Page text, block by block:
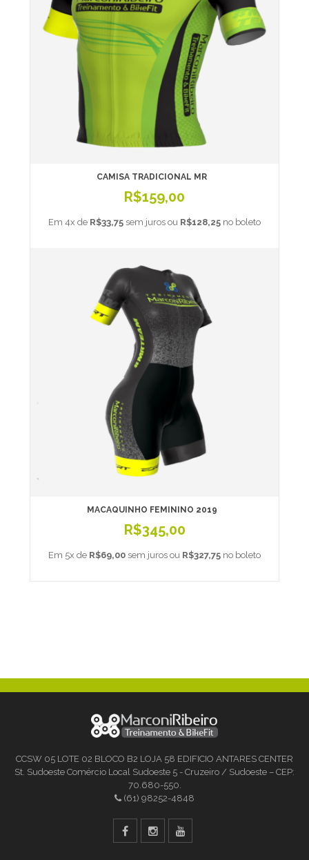
CAMISA TRADICIONAL MR
R$159,00
Em 4x de R$33,75 sem juros ou R$128,25 no boleto
MACAQUINHO FEMININO 2019
R$345,00
Em 5x de R$69,00 sem juros ou R$327,75 no boleto
CCSW 05 LOTE 02 BLOCO B2 LOJA 58 EDIFICIO ANTARES CENTER
St. Sudoeste Comércio Local Sudoeste 5 - Cruzeiro / Sudoeste – CEP:
70.680-550.
(61) 98252-4848